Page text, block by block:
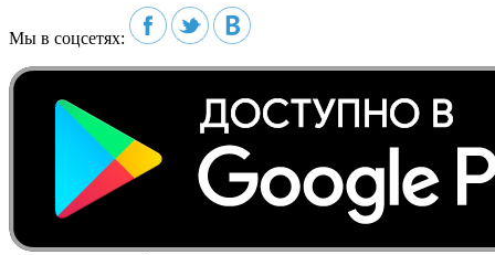
Мы в соцсетях: